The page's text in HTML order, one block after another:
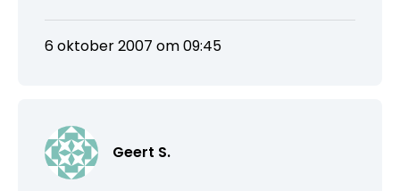
6 oktober 2007 om 09:45
Geert S.